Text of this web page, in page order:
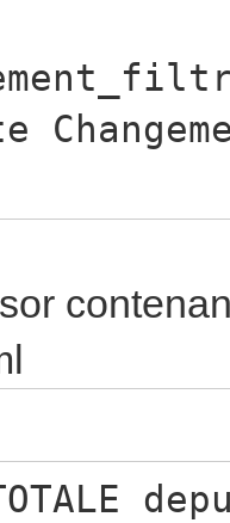
25 u +
true